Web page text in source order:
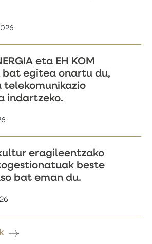
eta EH KOM
bat egitea onartu du,
telekomunikazio
indartzeko.
eragileentzako
beste
bat eman du.